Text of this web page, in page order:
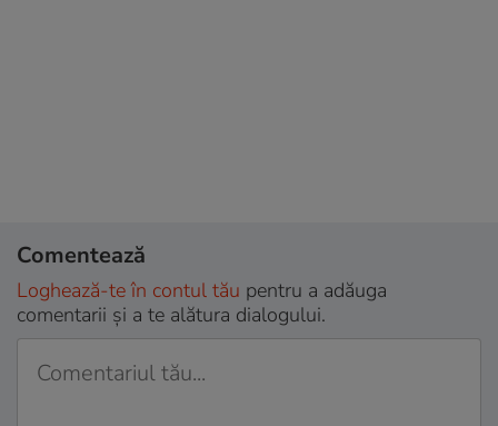
Comentează
Loghează-te în contul tău pentru a adăuga
comentarii și a te alătura dialogului.